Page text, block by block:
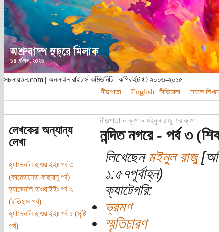
সচলায়তন.com | অনলাইন রাইটার্স কমিউনিটি | কপিরাইট © ২০০৬-২০১৫
নীড়পাতা
English নীতিমালা সচলে
লেখকের অন্যান্য
লেখা
হ্যাভেনলি হাওয়াইইঃ পর্ব ৩
(কামেহামেহা-কাহুমানু পর্ব)
হ্যাভেনলি হাওয়াইইঃ পর্ব ২
(ইতিহাস পর্ব)
হ্যাভেনলি হাওয়াইইঃ পর্ব ১ (সৃষ্টি
পর্ব)
নীড়পাতা»ব্লগ» মইনুল রাজু এর ব্লগ
নন্দিত নগরে - পর্ব ৩
লিখেছেনমইনুল রাজু
১:৫৭পূর্বাহ্ন)
ক্যাটেগরি:
ভ্রমণ
স্মৃতিচারণ